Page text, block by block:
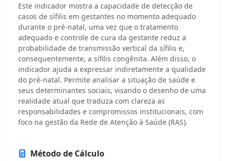
Este indicador mostra a capacidade de detecção de
casos de sífilis em gestantes no momento adequado
durante o pré-natal, uma vez que o tratamento
adequado e controle de cura da gestante reduz a
probabilidade de transmissão vertical da sífilis e,
consequentemente, a sífilis congênita. Além disso, o
indicador ajuda a expressar indiretamente a qualidade
do pré-natal. Permite analisar a situação de saúde e
seus determinantes sociais, visando o desenho de uma
realidade atual que traduza com clareza as
responsabilidades e compromissos institucionais, com
foco na gestão da Rede de Atenção à Saúde (RAS).
Método de Cálculo